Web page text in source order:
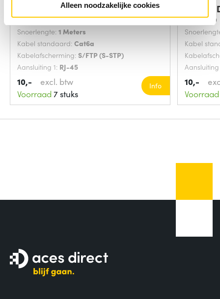
Alleen noodzakelijke cookies
ACT Paarse 1,00 meter SFTP CAT6A
Snoerlengte: 1 Meters
Kabel standaard: Cat6a
Kabelafscherming: S/FTP (S-STP)
Aansluiting 1: RJ-45
10,-
excl. btw
Voorraad 7 stuks
Info
Grijs 20
Kabel
10,-
Voorraad